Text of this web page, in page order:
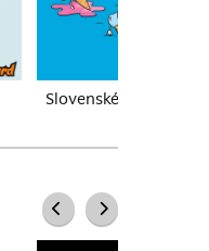
Slovenské kupko